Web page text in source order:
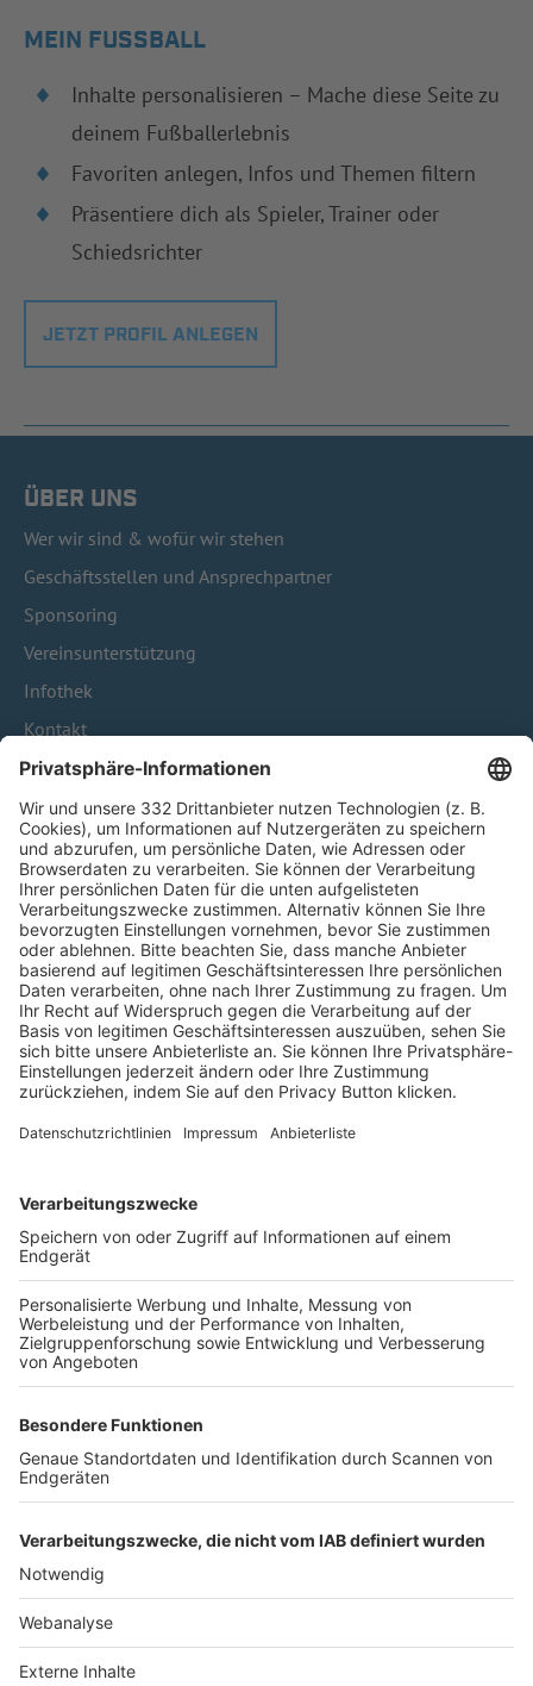
MEIN FUSSBALL
Inhalte personalisieren – Mache diese Seite zu
deinem Fußballerlebnis
Favoriten anlegen, Infos und Themen filtern
Präsentiere dich als Spieler, Trainer oder
Schiedsrichter
JETZT PROFIL ANLEGEN
ÜBER UNS
Wer wir sind & wofür wir stehen
Geschäftsstellen und Ansprechpartner
Sponsoring
Vereinsunterstützung
Infothek
Kontakt
HÄUFIG BESUCHTE SEITEN
Pässe und Vereinswechsel
Trainerausbildung
Schulungsangebot Vereinsmitarbeiter
BFV-Geschäftsstellen
Trainerbörse
Login SpielPlus
FOLGE DEM BFV
TOP-VEREINE
TOP-PARTNER
Nutzungsbedingungen Datenschutz Impressum